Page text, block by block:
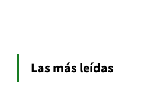
Las más leídas